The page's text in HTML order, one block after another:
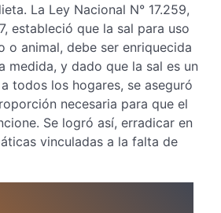
La Ley Nacional N° 17.259,
estableció que la sal para uso
o animal, debe ser enriquecida
medida, y dado que la sal es un
todos los hogares, se aseguró
necesaria para que el
Se logró así, erradicar en
vinculadas a la falta de